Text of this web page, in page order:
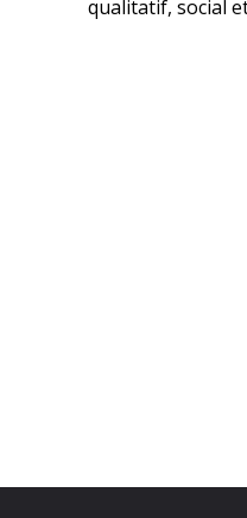
qualitatif, social